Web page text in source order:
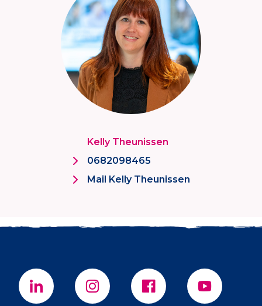
Kelly Theunissen
0682098465
Mail Kelly Theunissen